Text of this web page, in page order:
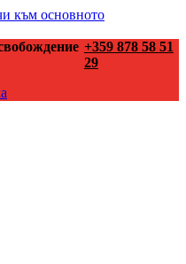
към основното
+359 878 58 51
29